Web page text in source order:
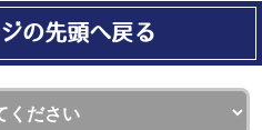
の先頭へ戻る